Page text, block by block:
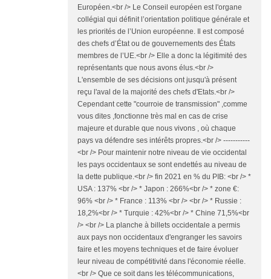
Européen.<br /> Le Conseil européen est l'organe
collégial qui définit l’orientation politique générale et
les priorités de l’Union européenne. Il est composé
des chefs d’État ou de gouvernements des États
membres de l’UE.<br /> Elle a donc la légitimité des
représentants que nous avons élus.<br />
L'ensemble de ses décisions ont jusqu'à présent
reçu l'aval de la majorité des chefs d'Etats.<br />
Cependant cette "courroie de transmission" ,comme
vous dites ,fonctionne très mal en cas de crise
majeure et durable que nous vivons , où chaque
pays va défendre ses intérêts propres.<br /> -----------
<br /> Pour maintenir notre niveau de vie occidental
les pays occidentaux se sont endettés au niveau de
la dette publique.<br /> fin 2021 en % du PIB: <br /> *
USA : 137% <br /> * Japon : 266%<br /> * zone €:
96% <br /> * France : 113% <br /> <br /> * Russie :
18,2%<br /> * Turquie : 42%<br /> * Chine 71,5%<br
/> <br /> La planche à billets occidentale a permis
aux pays non occidentaux d'engranger les savoirs
faire et les moyens techniques et de faire évoluer
leur niveau de compétitivité dans l'économie réelle.
<br /> Que ce soit dans les télécommunications,